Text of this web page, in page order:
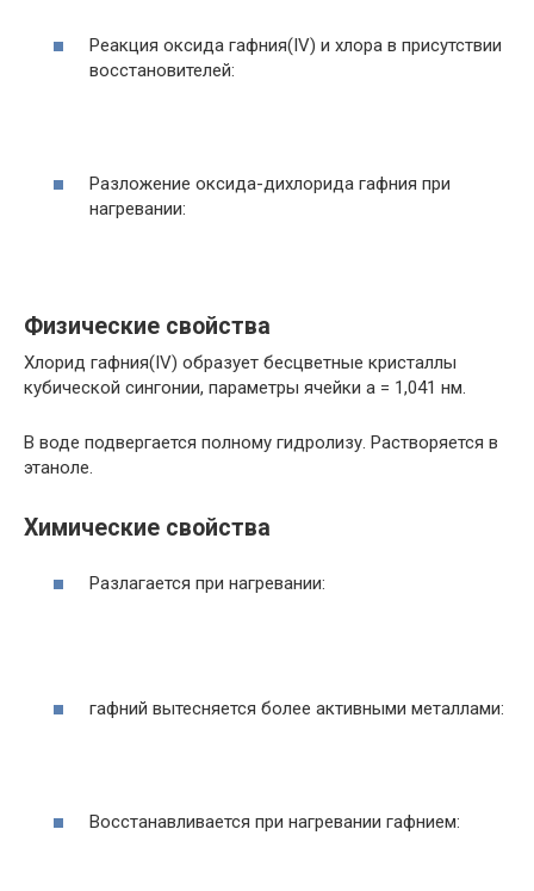
Реакция оксида гафния(IV) и хлора в присутствии
восстановителей:
Разложение оксида-дихлорида гафния при
нагревании:
Физические свойства
Хлорид гафния(IV) образует бесцветные кристаллы
кубической сингонии, параметры ячейки a = 1,041 нм.
В воде подвергается полному гидролизу. Растворяется в
этаноле.
Химические свойства
Разлагается при нагревании:
гафний вытесняется более активными металлами:
Восстанавливается при нагревании гафнием: